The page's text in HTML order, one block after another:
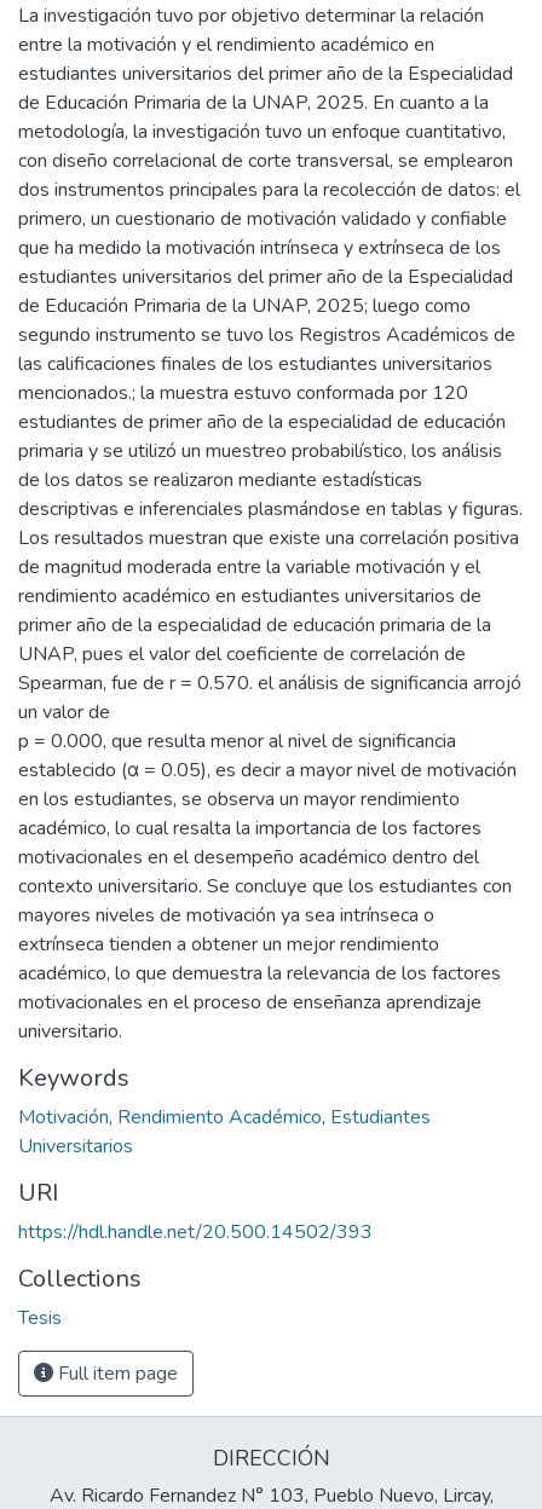
La investigación tuvo por objetivo determinar la relación
entre la motivación y el rendimiento académico en
estudiantes universitarios del primer año de la Especialidad
de Educación Primaria de la UNAP, 2025. En cuanto a la
metodología, la investigación tuvo un enfoque cuantitativo,
con diseño correlacional de corte transversal, se emplearon
dos instrumentos principales para la recolección de datos: el
primero, un cuestionario de motivación validado y confiable
que ha medido la motivación intrínseca y extrínseca de los
estudiantes universitarios del primer año de la Especialidad
de Educación Primaria de la UNAP, 2025; luego como
segundo instrumento se tuvo los Registros Académicos de
las calificaciones finales de los estudiantes universitarios
mencionados.; la muestra estuvo conformada por 120
estudiantes de primer año de la especialidad de educación
primaria y se utilizó un muestreo probabilístico, los análisis
de los datos se realizaron mediante estadísticas
descriptivas e inferenciales plasmándose en tablas y figuras.
Los resultados muestran que existe una correlación positiva
de magnitud moderada entre la variable motivación y el
rendimiento académico en estudiantes universitarios de
primer año de la especialidad de educación primaria de la
UNAP, pues el valor del coeficiente de correlación de
Spearman, fue de r = 0.570. el análisis de significancia arrojó
un valor de
p = 0.000, que resulta menor al nivel de significancia
establecido (α = 0.05), es decir a mayor nivel de motivación
en los estudiantes, se observa un mayor rendimiento
académico, lo cual resalta la importancia de los factores
motivacionales en el desempeño académico dentro del
contexto universitario. Se concluye que los estudiantes con
mayores niveles de motivación ya sea intrínseca o
extrínseca tienden a obtener un mejor rendimiento
académico, lo que demuestra la relevancia de los factores
motivacionales en el proceso de enseñanza aprendizaje
universitario.
Keywords
Motivación, Rendimiento Académico, Estudiantes
Universitarios
URI
https://hdl.handle.net/20.500.14502/393
Collections
Tesis
Full item page
DIRECCIÓN
Av. Ricardo Fernandez N° 103, Pueblo Nuevo, Lircay,